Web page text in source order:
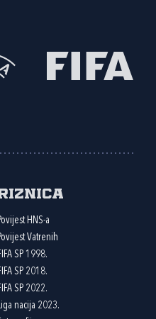
HNS-a
Vatrenih
SP 1998.
SP 2018.
SP 2022.
nacija 2023.